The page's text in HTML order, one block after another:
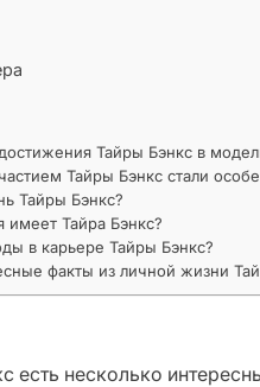
Тайры Бэнкс в
Тайры Бэнкс стали
Тайры Бэнкс?
имеет Тайра Бэнкс?
в карьере Тайры Бэнкс?
факты из личной жизни
есть несколько